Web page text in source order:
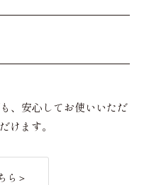
、安心してお使いいただ
けます。
ら＞